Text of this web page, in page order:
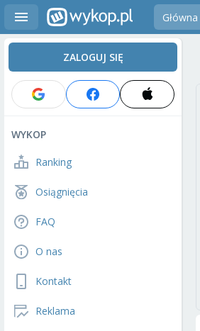
Główna
ZALOGUJ SIĘ
WYKOP
Ranking
Osiągnięcia
FAQ
O nas
Kontakt
Reklama